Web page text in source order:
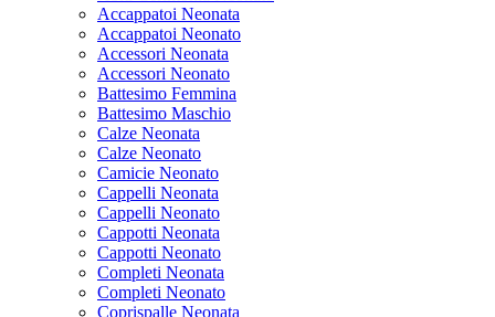
Accappatoi Neonata
Accappatoi Neonato
Accessori Neonata
Accessori Neonato
Battesimo Femmina
Battesimo Maschio
Calze Neonata
Calze Neonato
Camicie Neonato
Cappelli Neonata
Cappelli Neonato
Cappotti Neonata
Cappotti Neonato
Completi Neonata
Completi Neonato
Coprispalle Neonata